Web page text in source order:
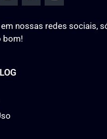
nossas redes sociais,
bom!